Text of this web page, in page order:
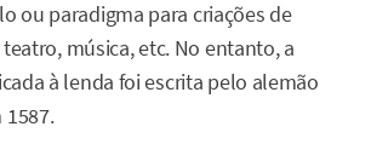
ou paradigma para criações de
música, etc. No entanto, a
à lenda foi escrita pelo alemão